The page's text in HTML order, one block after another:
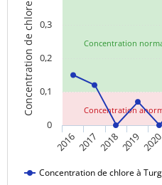
Concentration
Concentration
Concentration de chlore
Concentration de chlore à
20162017 201820192020
0
0,1
0,2
0,3